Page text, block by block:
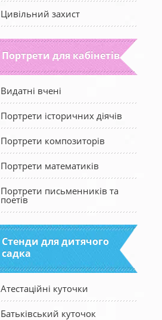
Цивільний захист
Портрети для кабінетів
Видатні вчені
Портрети історичних діячів
Портрети композиторів
Портрети математиків
Портрети письменників та
поетів
Стенди для дитячого
садка
Атестаційні куточки
Батьківський куточок